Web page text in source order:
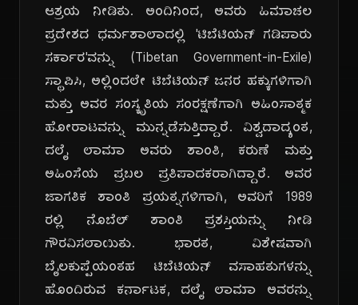
ಆಶ್ರಯ ನೀಡಿತು. ಅಂದಿನಿಂದ, ಅವರು ಹಿಮಾಚಲ
ಪ್ರದೇಶದ ಧರ್ಮಶಾಲಾದಲ್ಲಿ 'ಟಿಬೆಟಿಯನ್ ಗಡಿಪಾರು
ಸರ್ಕಾರ'ವನ್ನು (Tibetan Government-in-Exile)
ಸ್ಥಾಪಿಸಿ, ಅಲ್ಲಿಂದಲೇ ಟಿಬೆಟಿಯನ್ ಜನರ ಹಕ್ಕುಗಳಿಗಾಗಿ
ಮತ್ತು ಅವರ ಸಂಸ್ಕೃತಿಯ ಸಂರಕ್ಷಣೆಗಾಗಿ ಅಹಿಂಸಾತ್ಮಕ
ಹೋರಾಟವನ್ನು ಮುನ್ನಡೆಸುತ್ತಿದ್ದಾರೆ. ವಿಶ್ವದಾದ್ಯಂತ,
ದಲೈ ಲಾಮಾ ಅವರು ಶಾಂತಿ, ಕರುಣೆ ಮತ್ತು
ಅಹಿಂಸೆಯ ಪ್ರಬಲ ಪ್ರತಿಪಾದಕರಾಗಿದ್ದಾರೆ. ಅವರ
ಜಾಗತಿಕ ಶಾಂತಿ ಪ್ರಯತ್ನಗಳಿಗಾಗಿ, ಅವರಿಗೆ 1989
ರಲ್ಲಿ ನೊಬೆಲ್ ಶಾಂತಿ ಪ್ರಶಸ್ತಿಯನ್ನು ನೀಡಿ
ಗೌರವಿಸಲಾಯಿತು. ಭಾರತ, ವಿಶೇಷವಾಗಿ
ಬೈಲಕುಪ್ಪೆಯಂತಹ ಟಿಬೆಟಿಯನ್ ವಸಾಹತುಗಳನ್ನು
ಹೊಂದಿರುವ ಕರ್ನಾಟಕ, ದಲೈ ಲಾಮಾ ಅವರನ್ನು